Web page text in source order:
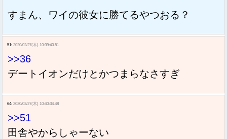
すまん、ワイの彼女に勝てるやつおる？
51: 2020/02/27(木) 10:39:40.51
>>36
デートイオンだけとかつまらなさすぎ
64: 2020/02/27(木) 10:40:34.48
>>51
田舎やからしゃーない